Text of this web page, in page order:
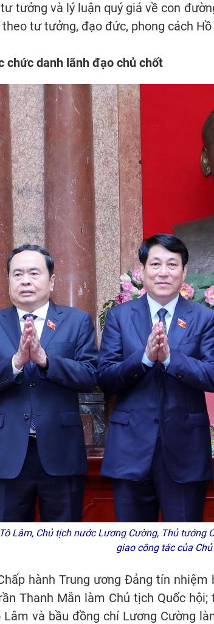
tưởng và lý luận quý giá về con
tư tưởng, đạo đức, phong cách Hồ
chức danh lãnh đạo chủ chốt
Lâm, Chủ tịch nước Lương Cường, Thủ
giao công tác của
hành Trung ương Đảng tín
Thanh Mẫn làm Chủ tịch Quốc
và bầu đồng chí Lương Cường